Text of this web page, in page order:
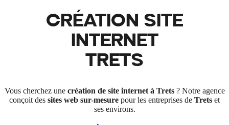
CRÉATION SITE
INTERNET
TRETS
Vous cherchez une création de site internet à Trets? Notre agence
conçoit des sites web sur-mesure pour les entreprises de Trets et
ses environs.